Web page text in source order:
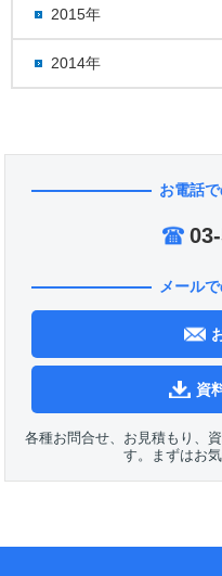
2015年
2014年
お電話
メール
資
各種お問合せ、お見積もり、
す。まずはお